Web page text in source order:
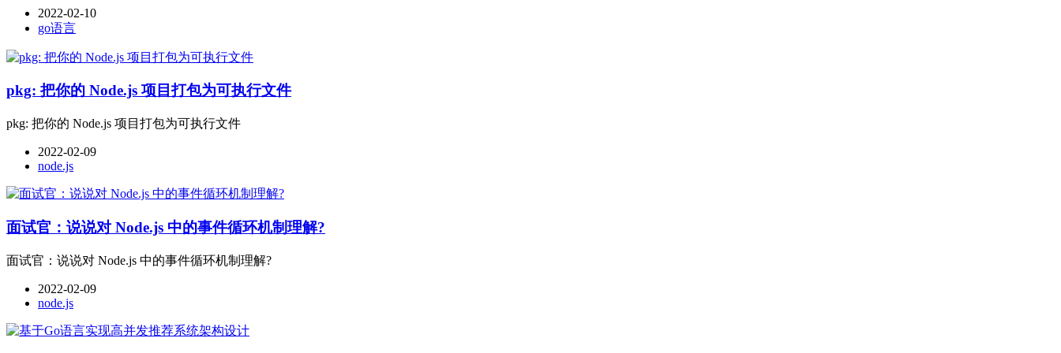
2022-02-10
go语言
pkg: 把你的 Node.js 项目打包为可执行文件
pkg: 把你的 Node.js 项目打包为可执行文件
2022-02-09
node.js
面试官：说说对 Node.js 中的事件循环机制理解?
面试官：说说对 Node.js 中的事件循环机制理解?
2022-02-09
node.js